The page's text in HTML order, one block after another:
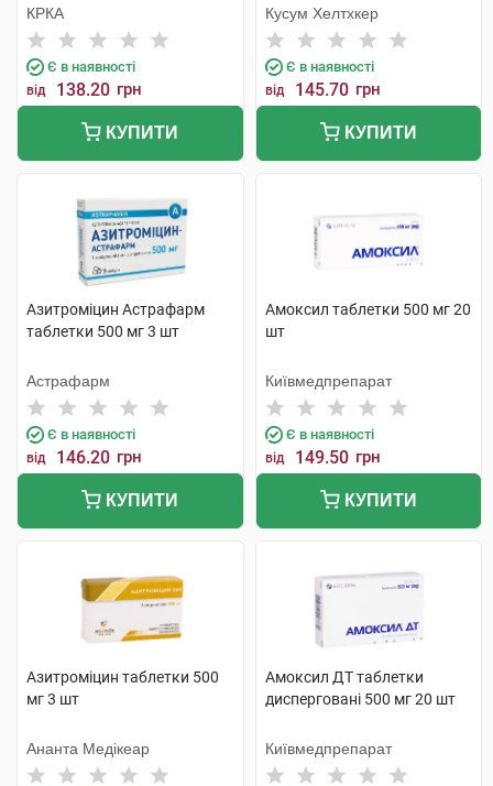
КРКА
Є в наявності
від 138.20 грн
КУПИТИ
Кусум Хелтхкер
Є в наявності
від 145.70 грн
КУПИТИ
Азитроміцин Астрафарм
таблетки 500 мг 3 шт
Астрафарм
Є в наявності
від 146.20 грн
КУПИТИ
Амоксил таблетки 500 мг 20
шт
Київмедпрепарат
Є в наявності
від 149.50 грн
КУПИТИ
Азитроміцин таблетки 500
мг 3 шт
Ананта Медікеар
Амоксил ДТ таблетки
дисперговані 500 мг 20 шт
Київмедпрепарат